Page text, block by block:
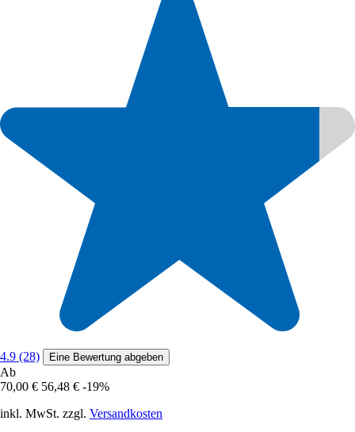
4.9 (28) Eine Bewertung abgeben
Ab
70,00 € 56,48 € -19%
inkl. MwSt. zzgl. Versandkosten